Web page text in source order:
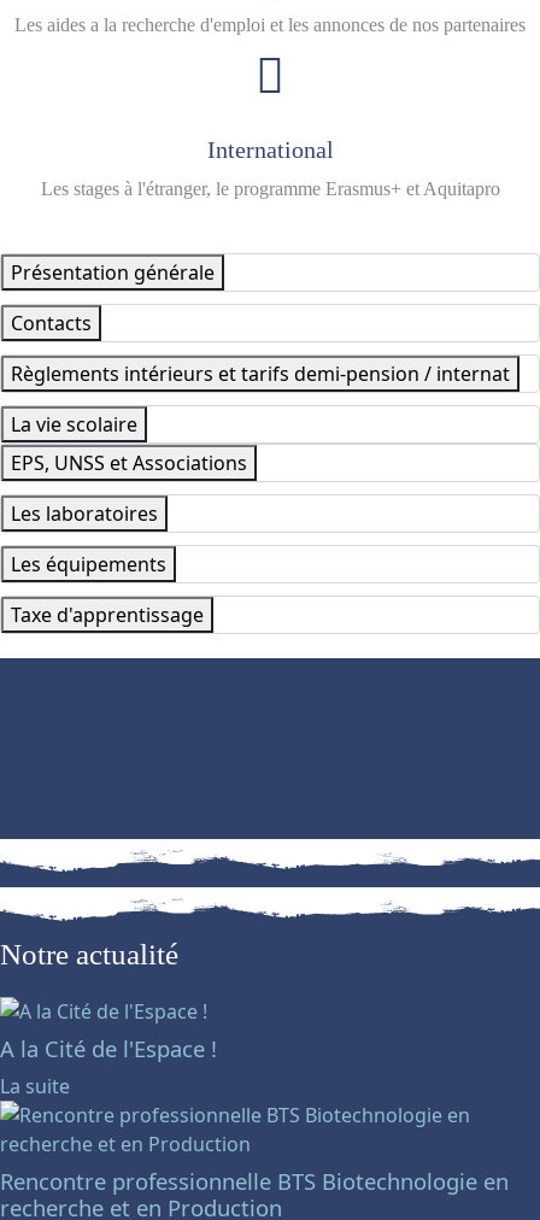
Les aides a la recherche d'emploi et les annonces de nos partenaires
International
Les stages à l'étranger, le programme Erasmus+ et Aquitapro
Présentation générale
Contacts
Règlements intérieurs et tarifs demi-pension / internat
La vie scolaire
EPS, UNSS et Associations
Les laboratoires
Les équipements
Taxe d'apprentissage
Notre actualité
A la Cité de l'Espace !
La suite
Rencontre professionnelle BTS Biotechnologie en
recherche et en Production